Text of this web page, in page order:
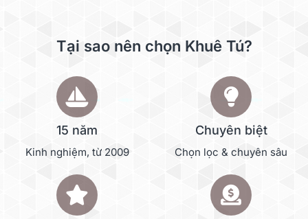
Tại sao nên chọn Khuê Tú?
15 năm
Kinh nghiệm, từ 2009
Chuyên biệt
Chọn lọc & chuyên sâu